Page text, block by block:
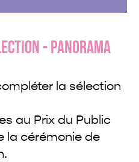
- PANORAMA
la sélection
au Prix du Public
la cérémonie de